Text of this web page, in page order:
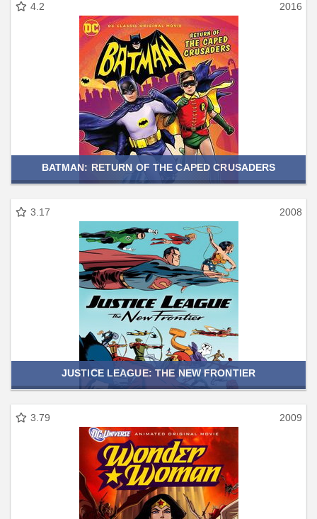
4.2 2016
BATMAN: RETURN OF THE CAPED CRUSADERS
3.17 2008
JUSTICE LEAGUE: THE NEW FRONTIER
3.79 2009